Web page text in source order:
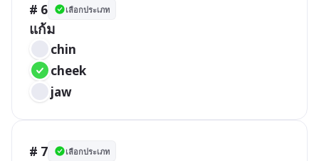
# 6 เลือกประเภท
แก้ม
chin
cheek
jaw
# 7 เลือกประเภท